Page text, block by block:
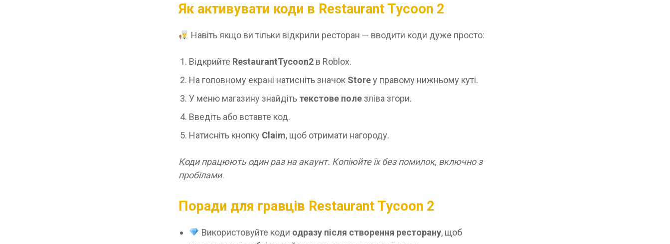
Як активувати коди в Restaurant Tycoon 2
Навіть якщо ви тільки відкрили ресторан — вводити коди дуже просто:
Відкрийте RestaurantTycoon2 в Roblox.
На головному екрані натисніть значок Storeу правому нижньому куті.
У меню магазину знайдіть текстове полезліва згори.
Введіть або вставте код.
Натисніть кнопку Claim, щоб отримати нагороду.
Коди працюють один раз на акаунт. Копіюйте їх без помилок, включно з
пробілами.
Поради для гравців Restaurant Tycoon 2
Використовуйте коди одразу після створення ресторану, щоб